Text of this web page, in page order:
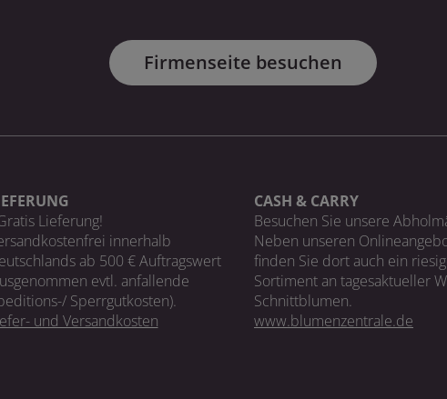
Firmenseite besuchen
Lieferung!
innerhalb
ab 500 € Auftragswert
evtl. anfallende
Sperrgutkosten).
und Versandkosten
CASH & CARRY
Besuchen Sie unsere
Neben unseren
finden Sie dort auch ein
Sortiment an tagesaktueller
Schnittblumen.
www.blumenzentrale.de